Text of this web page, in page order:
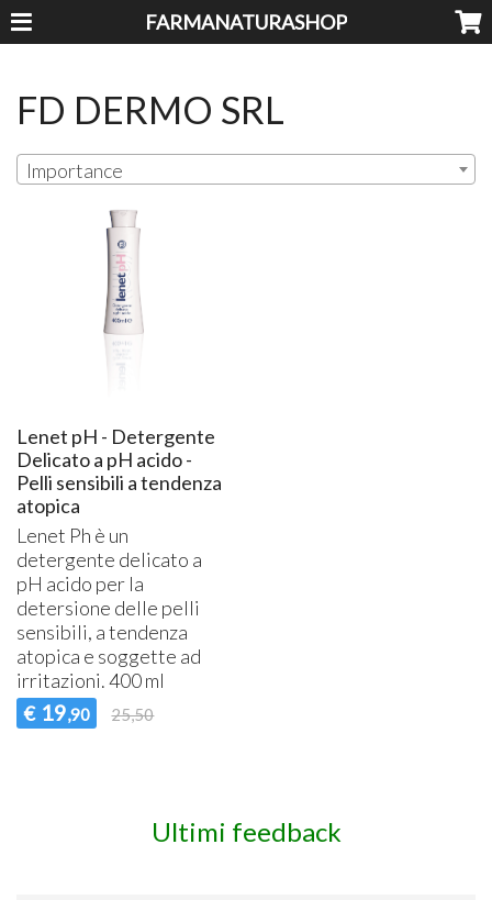
FARMANATURASHOP
FD DERMO SRL
Importance
Lenet pH - Detergente
Delicato a pH acido -
Pelli sensibili a tendenza
atopica
Lenet Ph è un
detergente delicato a
pH acido per la
detersione delle pelli
sensibili, a tendenza
atopica e soggette ad
irritazioni. 400 ml
€ 19,90 25,50
Ultimi feedback